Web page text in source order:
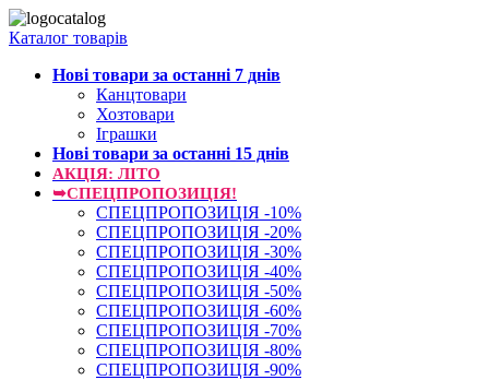
Каталог товарів
Нові товари за останнi 7 днiв
Канцтовари
Хозтовари
Іграшки
Нові товари за останнi 15 днiв
АКЦІЯ: ЛІТО
➥СПЕЦПРОПОЗИЦІЯ!
СПЕЦПРОПОЗИЦІЯ -10%
СПЕЦПРОПОЗИЦІЯ -20%
СПЕЦПРОПОЗИЦІЯ -30%
СПЕЦПРОПОЗИЦІЯ -40%
СПЕЦПРОПОЗИЦІЯ -50%
СПЕЦПРОПОЗИЦІЯ -60%
СПЕЦПРОПОЗИЦІЯ -70%
СПЕЦПРОПОЗИЦІЯ -80%
СПЕЦПРОПОЗИЦІЯ -90%